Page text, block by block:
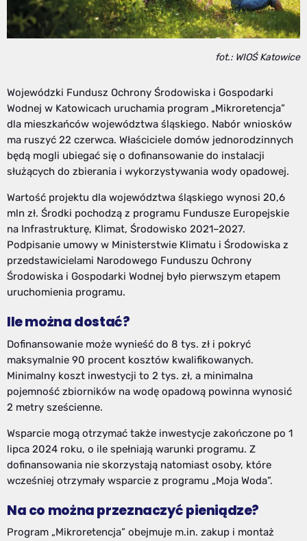
fot.: WIOŚ Katowice
Wojewódzki Fundusz Ochrony Środowiska i Gospodarki
Wodnej w Katowicach uruchamia program „Mikroretencja”
dla mieszkańców województwa śląskiego. Nabór wniosków
ma ruszyć 22 czerwca. Właściciele domów jednorodzinnych
będą mogli ubiegać się o dofinansowanie do instalacji
służących do zbierania i wykorzystywania wody opadowej.
Wartość projektu dla województwa śląskiego wynosi 20,6
mln zł. Środki pochodzą z programu Fundusze Europejskie
na Infrastrukturę, Klimat, Środowisko 2021–2027.
Podpisanie umowy w Ministerstwie Klimatu i Środowiska z
przedstawicielami Narodowego Funduszu Ochrony
Środowiska i Gospodarki Wodnej było pierwszym etapem
uruchomienia programu.
Ile można dostać?
Dofinansowanie może wynieść do 8 tys. zł i pokryć
maksymalnie 90 procent kosztów kwalifikowanych.
Minimalny koszt inwestycji to 2 tys. zł, a minimalna
pojemność zbiorników na wodę opadową powinna wynosić
2 metry sześcienne.
Wsparcie mogą otrzymać także inwestycje zakończone po 1
lipca 2024 roku, o ile spełniają warunki programu. Z
dofinansowania nie skorzystają natomiast osoby, które
wcześniej otrzymały wsparcie z programu „Moja Woda”.
Na co można przeznaczyć pieniądze?
Program „Mikroretencja” obejmuje m.in. zakup i montaż